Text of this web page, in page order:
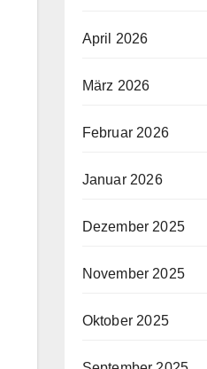
April 2026
März 2026
Februar 2026
Januar 2026
Dezember 2025
November 2025
Oktober 2025